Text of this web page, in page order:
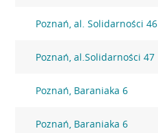
Poznań, al. Solidarności 46
Poznań, al.Solidarności 47
Poznań, Baraniaka 6
Poznań, Baraniaka 6